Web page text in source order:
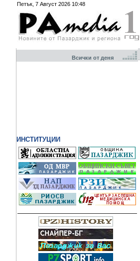
Петък, 7 Август 2026 10:48
Всички от деня
ИНСТИТУЦИИ